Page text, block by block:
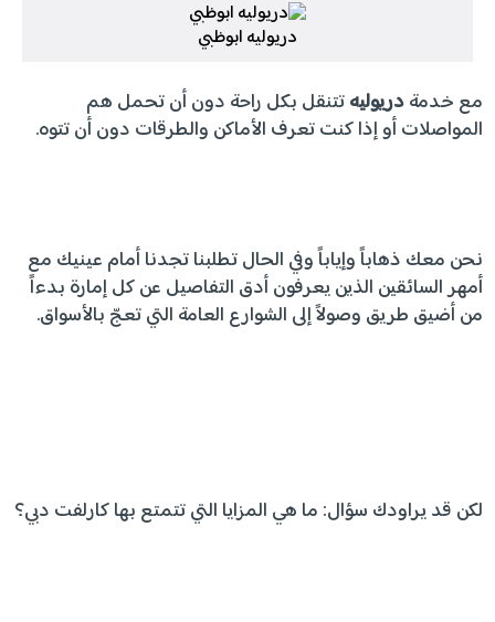
دريوليه ابوظبي
مع خدمةدريوليهتتنقل بكل راحة دون أن تحمل هم
المواصلات أو إذا كنت تعرف الأماكن والطرقات دون أن تتوه.
نحن معك ذهاباً وإياباً وفي الحال تطلبنا تجدنا أمام عينيك مع
أمهر السائقين الذين يعرفون أدق التفاصيل عن كل إمارة بدءاً
من أضيق طريق وصولاً إلى الشوارع العامة التي تعجّ بالأسواق.
لكن قد يراودك سؤال: ما هي المزايا التي تتمتع بها كارلفت دبي؟